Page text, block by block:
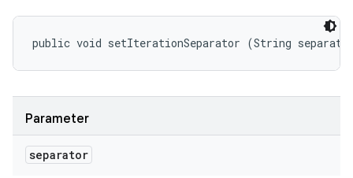
public void setIterationSeparator (String
Parameter
separator